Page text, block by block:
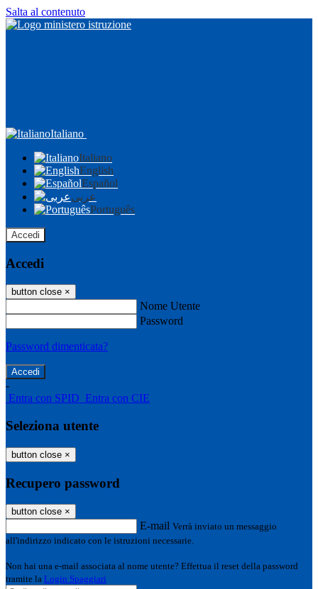
Salta al contenuto
Italiano
Italiano
English
Español
عربى
Português
Accedi
Accedi
button close ×
Nome Utente
Password
Password dimenticata?
-
Entra con SPID Entra con CIE
Seleziona utente
button close ×
Recupero password
button close ×
E-mail Verrà inviato un messaggio
all'indirizzo indicato con le istruzioni necessarie.
Non hai una e-mail associata al nome utente? Effettua il reset della password
tramite la Login Spaggiari